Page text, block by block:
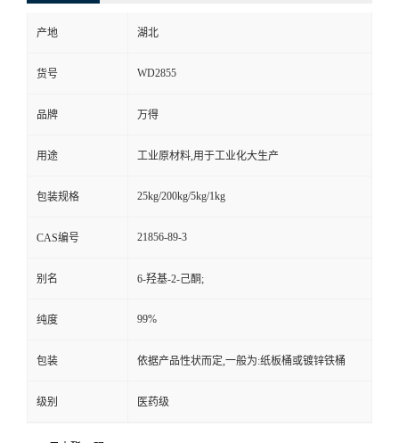
产地 湖北
货号 WD2855
品牌 万得
用途 工业原材料,用于工业化大生产
包装规格 25kg/200kg/5kg/1kg
CAS编号 21856-89-3
别名 6-羟基-2-己酮;
纯度 99%
包装 依据产品性状而定,一般为:纸板桶或镀锌铁桶
级别 医药级